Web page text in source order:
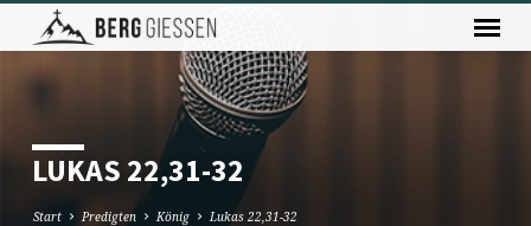
LUKAS 22,31-32
Start Predigten König Lukas 22,31-32